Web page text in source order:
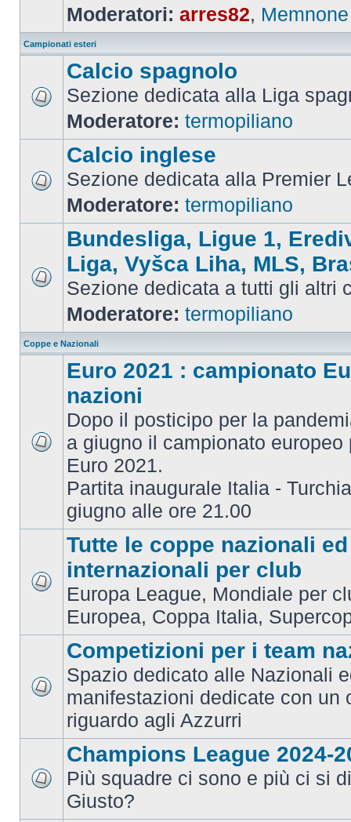
Moderatori: arres82, Memnone
Campionati esteri
Calcio spagnolo
Sezione dedicata alla Liga
Moderatore: termopiliano
Calcio inglese
Sezione dedicata alla Premier
Moderatore: termopiliano
Bundesliga, Ligue 1,
Liga, Vyšca Liha, MLS,
Sezione dedicata a tutti gli altri
Moderatore: termopiliano
Coppe e Nazionali
Euro 2021 : campionato
nazioni
Dopo il posticipo per la
a giugno il campionato europeo
Euro 2021.
Partita inaugurale Italia -
giugno alle ore 21.00
Tutte le coppe nazionali ed
internazionali per club
Europa League, Mondiale per
Europea, Coppa Italia,
Competizioni per i team
Spazio dedicato alle Nazionali
manifestazioni dedicate con un
riguardo agli Azzurri
Champions League 2024-
Più squadre ci sono e più ci si
Giusto?